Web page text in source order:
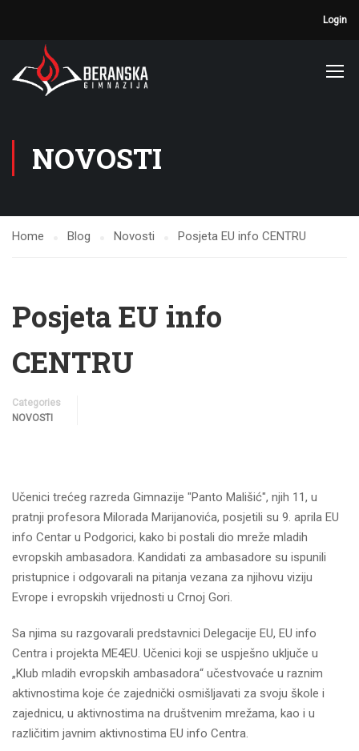
Login
NOVOSTI
Home Blog Novosti Posjeta EU info CENTRU
Posjeta EU info
CENTRU
Categories
NOVOSTI
Učenici trećeg razreda Gimnazije "Panto Mališić", njih 11, u
pratnji profesora Milorada Marijanovića, posjetili su 9. aprila EU
info Centar u Podgorici, kako bi postali dio mreže mladih
evropskih ambasadora. Kandidati za ambasadore su ispunili
pristupnice i odgovarali na pitanja vezana za njihovu viziju
Evrope i evropskih vrijednosti u Crnoj Gori.
Sa njima su razgovarali predstavnici Delegacije EU, EU info
Centra i projekta ME4EU. Učenici koji se uspješno uključe u
„Klub mladih evropskih ambasadora“ učestvovaće u raznim
aktivnostima koje će zajednički osmišljavati za svoju škole i
zajednicu, u aktivnostima na društvenim mrežama, kao i u
različitim javnim aktivnostima EU info Centra.